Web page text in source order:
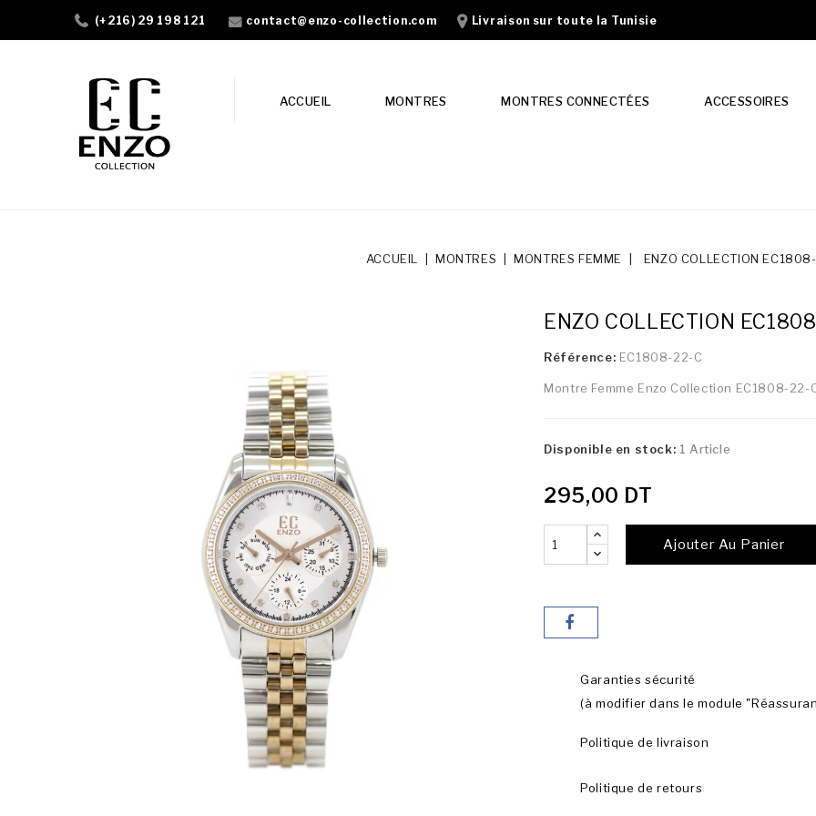
(+216) 29 198 121 contact@enzo-collection.com Livraison sur toute la Tunisie
ACCUEIL MONTRES MONTRES CONNECTÉES ACCESSOIRES
ACCUEIL MONTRES MONTRES FEMME ENZO COLLECTION
ENZO COLLECTION
Référence: EC1808-22-C
Montre Femme Enzo Collection EC1808-22-
Disponible en stock: 1 Article
295,00 DT
Ajouter Au Panier
Garanties sécurité
(à modifier dans le module
Politique de livraison
Politique de retours